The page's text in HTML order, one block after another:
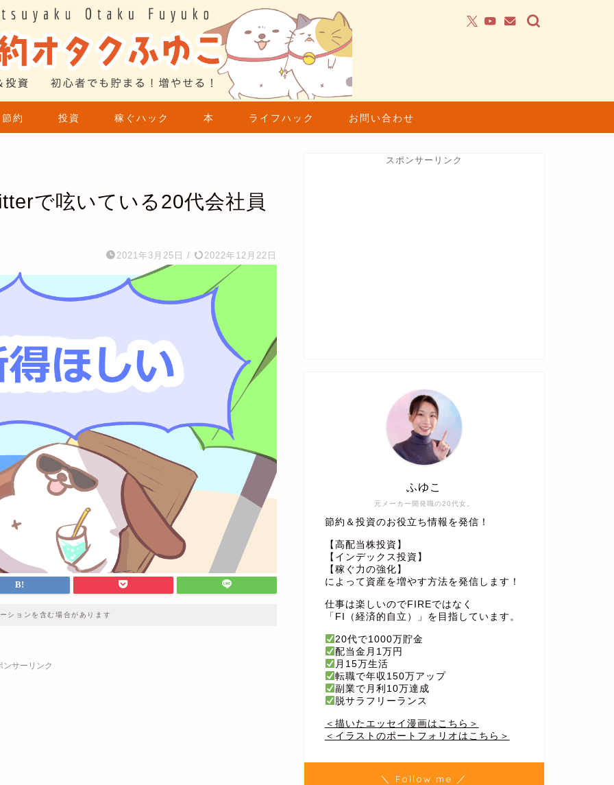
節約 投資 稼ぐハック 本 ライフハック お問い合わせ
で呟いている20代会社員
2021年3月25日 / 2022年12月22日
ションを含む場合があります
ンサーリンク
スポンサーリンク
元メーカー開発職の20代女。
ふゆこ
節約＆投資のお役立ち情報を発信！
【高配当株投資】
【インデックス投資】
【稼ぐ力の強化】
によって資産を増やす方法を発信します！
仕事は楽しいのでFIREではなく
「FI（経済的自立）」を目指しています。
20代で1000万貯金
配当金月1万円
月15万生活
転職で年収150万アップ
副業で月利10万達成
脱サラフリーランス
＜描いたエッセイ漫画はこちら＞
＜イラストのポートフォリオはこちら＞
＼ Follow me ／